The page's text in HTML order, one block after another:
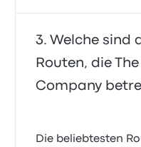
Welche sind
Routen, die
Company
Die beliebtesten